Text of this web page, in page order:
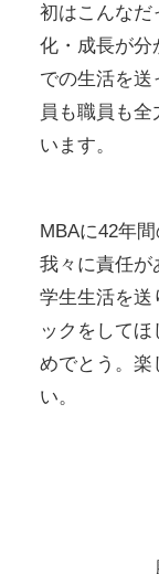
初はこんなだ
化・成長が分
での生活を送
員も職員も
います。
MBAに42年
我々に責任が
学生生活を送
ックをして
めでとう。楽
い。